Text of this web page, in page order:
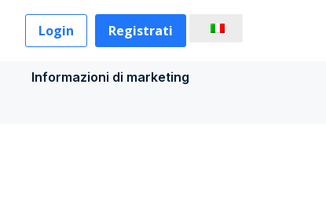
Login Registrati
Informazioni di marketing